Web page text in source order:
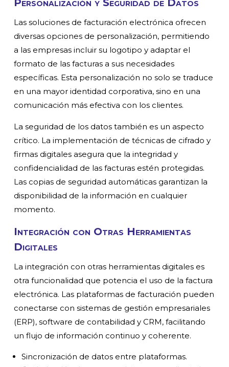
Personalización y Seguridad de Datos
Las soluciones de facturación electrónica ofrecen
diversas opciones de personalización, permitiendo
a las empresas incluir su logotipo y adaptar el
formato de las facturas a sus necesidades
específicas. Esta personalización no solo se traduce
en una mayor identidad corporativa, sino en una
comunicación más efectiva con los clientes.
La seguridad de los datos también es un aspecto
crítico. La implementación de técnicas de cifrado y
firmas digitales asegura que la integridad y
confidencialidad de las facturas estén protegidas.
Las copias de seguridad automáticas garantizan la
disponibilidad de la información en cualquier
momento.
Integración con Otras Herramientas
Digitales
La integración con otras herramientas digitales es
otra funcionalidad que potencia el uso de la factura
electrónica. Las plataformas de facturación pueden
conectarse con sistemas de gestión empresariales
(ERP), software de contabilidad y CRM, facilitando
un flujo de información continuo y coherente.
Sincronización de datos entre plataformas.